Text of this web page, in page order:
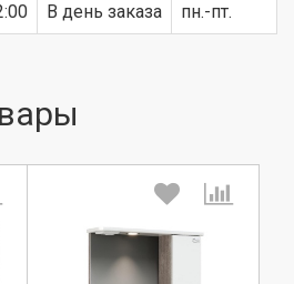
В день заказа пн.-пт.